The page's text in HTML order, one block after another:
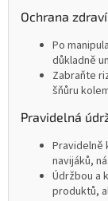
Ochrana zdraví
Po
důkladně
Zabraňte
šňůru
Pravidelná
Pravidelně
navijáků,
Údržbou a
produktů,